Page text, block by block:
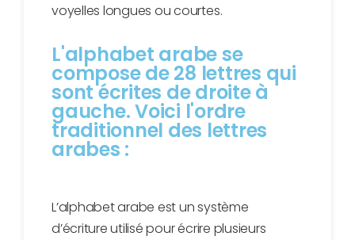
voyelles longues ou courtes.
L'alphabet arabe se
compose de 28 lettres qui
sont écrites de droite à
gauche. Voici l'ordre
traditionnel des lettres
arabes :
L’alphabet arabe est un système
d’écriture utilisé pour écrire plusieurs